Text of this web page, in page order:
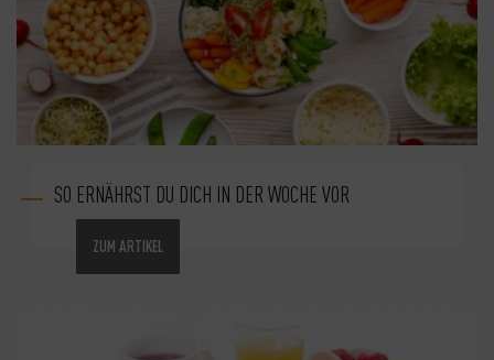
SO ERNÄHRST DU DICH IN DER WOCHE VOR
ZUM ARTIKEL